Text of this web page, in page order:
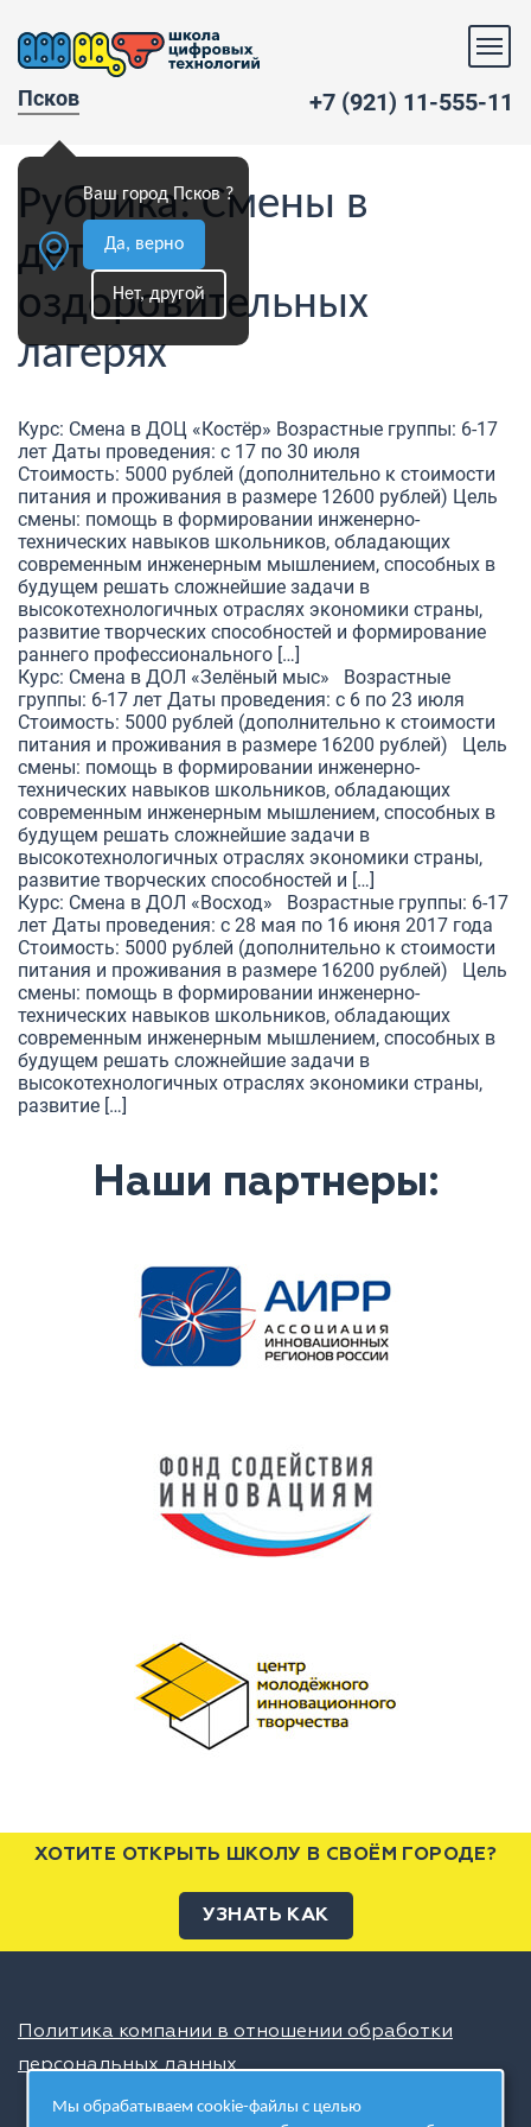
Псков
Ваш город Псков ?
Да, верно
Нет, другой
+7 (921) 11-555-11
Рубрика:Смены в
детских
оздоровительных
лагерях
Курс: Смена в ДОЦ «Костёр» Возрастные группы: 6-17
лет Даты проведения: с 17 по 30 июля
Стоимость: 5000 рублей (дополнительно к стоимости
питания и проживания в размере 12600 рублей) Цель
смены: помощь в формировании инженерно-
технических навыков школьников, обладающих
современным инженерным мышлением, способных в
будущем решать сложнейшие задачи в
высокотехнологичных отраслях экономики страны,
развитие творческих способностей и формирование
раннего профессионального […]
Курс: Смена в ДОЛ «Зелёный мыс» Возрастные
группы: 6-17 лет Даты проведения: с 6 по 23 июля
Стоимость: 5000 рублей (дополнительно к стоимости
питания и проживания в размере 16200 рублей) Цель
смены: помощь в формировании инженерно-
технических навыков школьников, обладающих
современным инженерным мышлением, способных в
будущем решать сложнейшие задачи в
высокотехнологичных отраслях экономики страны,
развитие творческих способностей и […]
Курс: Смена в ДОЛ «Восход» Возрастные группы: 6-17
лет Даты проведения: с 28 мая по 16 июня 2017 года
Стоимость: 5000 рублей (дополнительно к стоимости
питания и проживания в размере 16200 рублей) Цель
смены: помощь в формировании инженерно-
технических навыков школьников, обладающих
современным инженерным мышлением, способных в
будущем решать сложнейшие задачи в
высокотехнологичных отраслях экономики страны,
развитие […]
Наши партнеры:
ХОТИТЕ ОТКРЫТЬ ШКОЛУ В СВОЁМ ГОРОДЕ?
УЗНАТЬ КАК
Политика компании в отношении обработки
персональных данных
Мы обрабатываем cookie-файлы с целью